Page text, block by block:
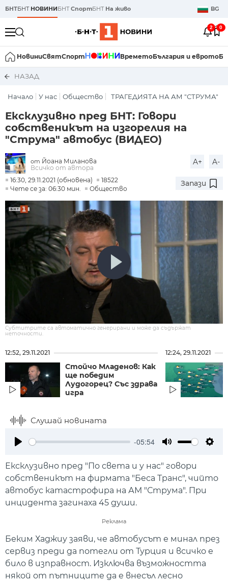
БНТБНТ НОВИНИБНТСпортБНТ На живо BG
2 0
НовиниСвятСпорт ВреметоБългария и еврото
НАЗАД
Начало У нас Общество ТРАГЕДИЯТА НА АМ "СТРУМА"
Ексклузивно пред БНТ: Говори
собственикът на изгорелия на
"Струма" автобус (ВИДЕО)
от Йоана Миланова
Всичко от автора
A+ A-
16:30, 29.11.2021 (обновена)
18522
Чете се за: 06:30 мин.
Общество
Запази
Субтитрите са автоматично генерирани и може да съдържат
неточности.
12:52, 29.11.2021
Стойчо Младенов: Как
ще победим
Лудогорец? Със здрава
игра
12:24, 29.11.2021
Слушай новината
-05:54
Ексклузивно пред "По света и у нас" говори
собственикът на фирмата "Беса Транс", чийто
автобус катастрофира на АМ "Струма". При
инцидента загинаха 45 души.
Реклама
Беким Хаджиу заяви, че автобусът е минал през
сервиз преди да потегли от Турция и всичко е
било в изправност. Изключва възможността
някой от пътниците да е внесъл лесно